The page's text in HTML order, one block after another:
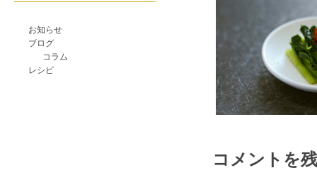
コメントを
お知らせ
ブログ
コラム
レシピ